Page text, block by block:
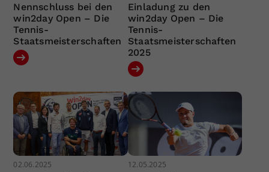
Nennschluss bei den
win2day Open – Die
Tennis-
Staatsmeisterschaften
Einladung zu den
win2day Open – Die
Tennis-
Staatsmeisterschaften
2025
02.06.2025 12.05.2025